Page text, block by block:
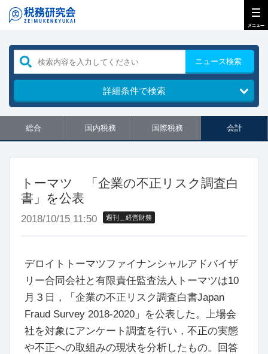
ニュース検索
詳細条件で検索
総合 国内税務 国際税務 会計
トーマツ 「企業の不正リスク調査白
書」を公表
2018/10/15 11:50 週刊＿経営財務
デロイトトーマツファイナンシャルアドバイザ
リー合同会社と有限責任監査法人トーマツは10
月３日，「企業の不正リスク調査白書Japan
Fraud Survey 2018-2020」を公表した。上場会
社を対象にアンケート調査を行い，不正の実態
や不正への取組みの現状を分析したもの。回答